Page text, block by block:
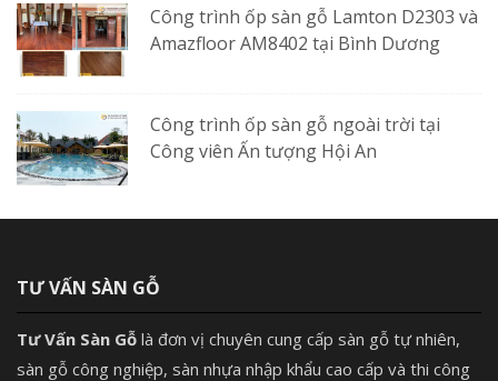
Công trình ốp sàn gỗ Lamton D2303 và
Amazfloor AM8402 tại Bình Dương
Công trình ốp sàn gỗ ngoài trời tại
Công viên Ấn tượng Hội An
TƯ VẤN SÀN GỖ
Tư Vấn Sàn Gỗ là đơn vị chuyên cung cấp sàn gỗ tự nhiên,
sàn gỗ công nghiệp, sàn nhựa nhập khẩu cao cấp và thi công